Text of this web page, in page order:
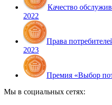
Качество
2022
Права
2023
Премия «Выбор
Мы в социальных сетях: